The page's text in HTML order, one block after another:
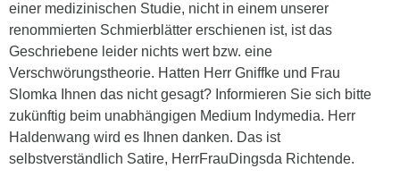
einer medizinischen Studie, nicht in einem unserer
renommierten Schmierblätter erschienen ist, ist das
Geschriebene leider nichts wert bzw. eine
Verschwörungstheorie. Hatten Herr Gniffke und Frau
Slomka Ihnen das nicht gesagt? Informieren Sie sich bitte
zukünftig beim unabhängigen Medium Indymedia. Herr
Haldenwang wird es Ihnen danken. Das ist
selbstverständlich Satire, HerrFrauDingsda Richtende.